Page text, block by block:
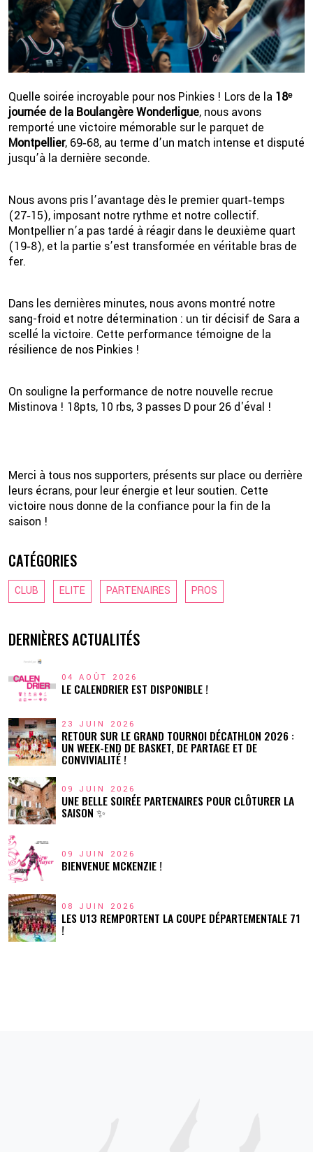
💦
Quelle soirée incroyable pour nos Pinkies ! Lors de la 18ᵉ
journée de la Boulangère Wonderligue, nous avons
remporté une victoire mémorable sur le parquet de
Montpellier, 69‑68, au terme d’un match intense et disputé
jusqu’à la dernière seconde.
Nous avons pris l’avantage dès le premier quart‑temps
(27‑15), imposant notre rythme et notre collectif.
Montpellier n’a pas tardé à réagir dans le deuxième quart
(19‑8), et la partie s’est transformée en véritable bras de
fer.
Dans les dernières minutes, nous avons montré notre
sang-froid et notre détermination : un tir décisif de Sara a
scellé la victoire. Cette performance témoigne de la
résilience de nos Pinkies !
On souligne la performance de notre nouvelle recrue
Mistinova ! 18pts, 10 rbs, 3 passes D pour 26 d'éval !
Merci à tous nos supporters, présents sur place ou derrière
leurs écrans, pour leur énergie et leur soutien. Cette
victoire nous donne de la confiance pour la fin de la
saison !
CATÉGORIES
CLUB ELITE PARTENAIRES PROS
DERNIÈRES ACTUALITÉS
04 AOÛT 2026
LE CALENDRIER EST DISPONIBLE !
23 JUIN 2026
RETOUR SUR LE GRAND TOURNOI DÉCATHLON 2026 :
UN WEEK-END DE BASKET, DE PARTAGE ET DE
CONVIVIALITÉ !
09 JUIN 2026
UNE BELLE SOIRÉE PARTENAIRES POUR CLÔTURER LA
SAISON ✨
09 JUIN 2026
BIENVENUE MCKENZIE !
08 JUIN 2026
LES U13 REMPORTENT LA COUPE DÉPARTEMENTALE 71
!